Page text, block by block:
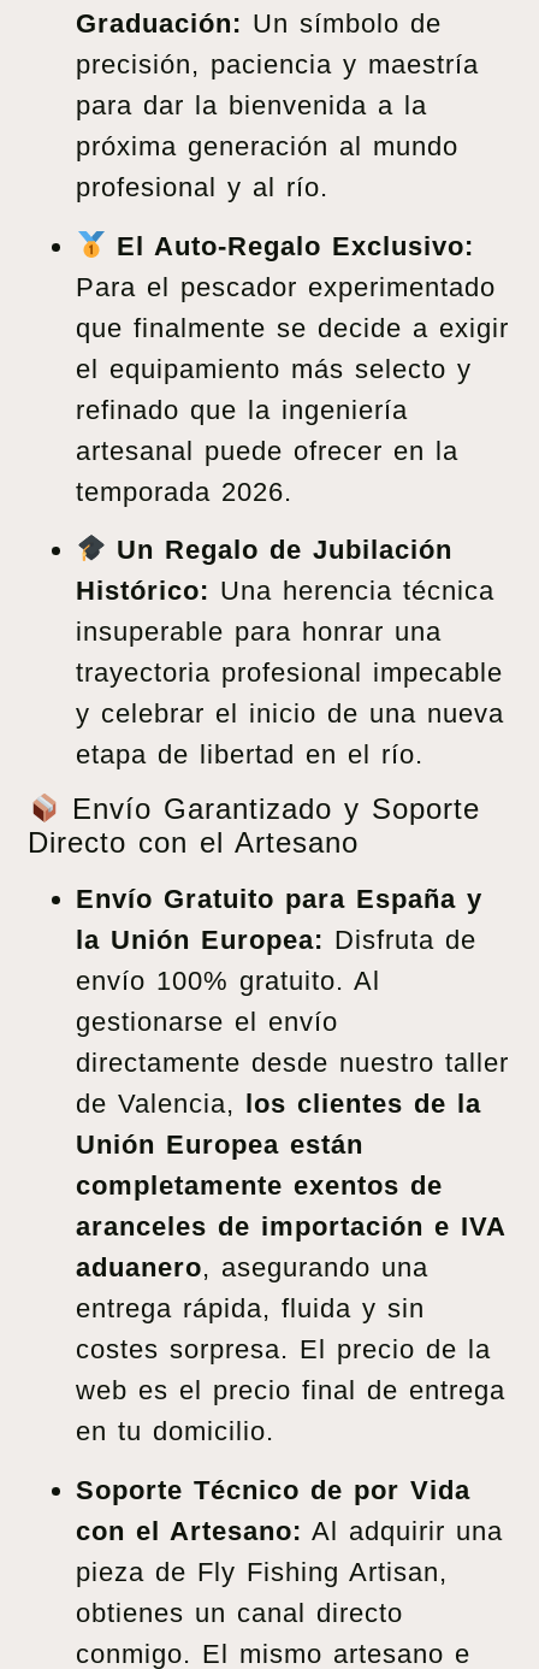
Graduación: Un símbolo de
precisión, paciencia y maestría
para dar la bienvenida a la
próxima generación al mundo
profesional y al río.
El Auto-Regalo Exclusivo:
Para el pescador experimentado
que finalmente se decide a exigir
el equipamiento más selecto y
refinado que la ingeniería
artesanal puede ofrecer en la
temporada 2026.
Un Regalo de Jubilación
Histórico: Una herencia técnica
insuperable para honrar una
trayectoria profesional impecable
y celebrar el inicio de una nueva
etapa de libertad en el río.
Envío Garantizado y Soporte
Directo con el Artesano
Envío Gratuito para España y
la Unión Europea: Disfruta de
envío 100% gratuito. Al
gestionarse el envío
directamente desde nuestro taller
de Valencia,
los clientes de la
Unión Europea están
completamente exentos de
aranceles de importación e IVA
aduanero, asegurando una
entrega rápida, fluida y sin
costes sorpresa. El precio de la
web es el precio final de entrega
en tu domicilio.
Soporte Técnico de por Vida
con el Artesano: Al adquirir una
pieza de Fly Fishing Artisan,
obtienes un canal directo
conmigo. El mismo artesano e